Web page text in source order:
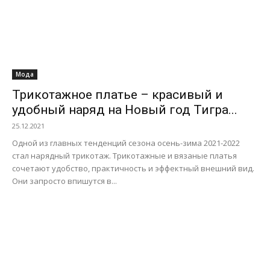
Мода
Трикотажное платье – красивый и
удобный наряд на Новый год Тигра...
25.12.2021
Одной из главных тенденций сезона осень-зима 2021-2022
стал нарядный трикотаж. Трикотажные и вязаные платья
сочетают удобство, практичность и эффектный внешний вид.
Они запросто впишутся в...